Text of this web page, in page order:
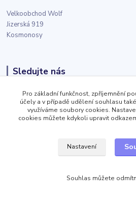
Velkoobchod Wolf
Jizerská 919
Kosmonosy
Sledujte nás
Facebook
Instagram
Pro základní funkčnost, zpříjemnění
účely a v případě udělení souhlasu
využíváme soubory cookies.
cookies můžete kdykoli upravit
Nastavení
Souhlas můžete